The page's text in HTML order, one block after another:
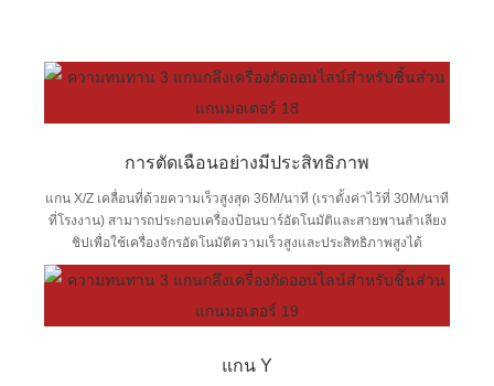
การตัดเฉือนอย่างมีประสิทธิภาพ
แกน X/Z เคลื่อนที่ด้วยความเร็วสูงสุด 36M/นาที (เราตั้งค่าไว้ที่ 30M/นาที
ที่โรงงาน) สามารถประกอบเครื่องป้อนบาร์อัตโนมัติและสายพานลำเลียง
ชิปเพื่อใช้เครื่องจักรอัตโนมัติความเร็วสูงและประสิทธิภาพสูงได้
แกน Y